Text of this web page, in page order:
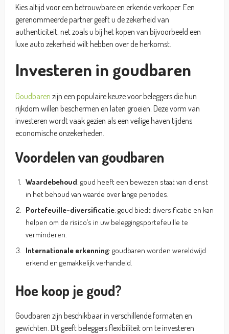
Kies altijd voor een betrouwbare en erkende verkoper. Een
gerenommeerde partner geeft u de zekerheid van
authenticiteit, net zoals u bij het kopen van bijvoorbeeld een
luxe auto zekerheid wilt hebben over de herkomst.
Investeren in goudbaren
Goudbaren zijn een populaire keuze voor beleggers die hun
rijkdom willen beschermen en laten groeien. Deze vorm van
investeren wordt vaak gezien als een veilige haven tijdens
economische onzekerheden.
Voordelen van goudbaren
Waardebehoud: goud heeft een bewezen staat van dienst
in het behoud van waarde over lange periodes.
Portefeuille-diversificatie: goud biedt diversificatie en kan
helpen om de risico’s in uw beleggingsportefeuille te
verminderen.
Internationale erkenning: goudbaren worden wereldwijd
erkend en gemakkelijk verhandeld.
Hoe koop je goud?
Goudbaren zijn beschikbaar in verschillende formaten en
gewichten. Dit geeft beleggers flexibiliteit om te investeren